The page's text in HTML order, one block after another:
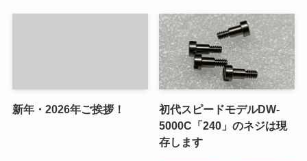
新年・2026年ご挨拶！
初代スピードモデルDW-
5000C「240」のネジは現
存します